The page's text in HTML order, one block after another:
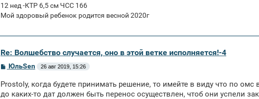
12 нед -КТР 6,5 см ЧСС 166
Мой здоровый ребенок родится весной 2020г
Re: Волшебство случается, оно в этой ветке исполняется!-4
С
б
щ
ЮльSen 26 авг 2019, 15:26
Prostoly, когда будете принимать решение, то имейте в виду что по
до каких-то дат должен быть перенос осуществлен, чтоб они успели